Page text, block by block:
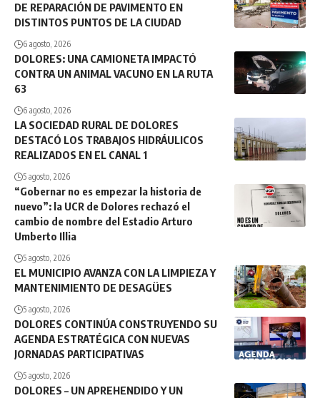
DE REPARACIÓN DE PAVIMENTO EN
DISTINTOS PUNTOS DE LA CIUDAD
6 agosto, 2026
DOLORES: UNA CAMIONETA IMPACTÓ
CONTRA UN ANIMAL VACUNO EN LA RUTA
63
6 agosto, 2026
LA SOCIEDAD RURAL DE DOLORES
DESTACÓ LOS TRABAJOS HIDRÁULICOS
REALIZADOS EN EL CANAL 1
5 agosto, 2026
“Gobernar no es empezar la historia de
nuevo”: la UCR de Dolores rechazó el
cambio de nombre del Estadio Arturo
Umberto Illia
5 agosto, 2026
EL MUNICIPIO AVANZA CON LA LIMPIEZA Y
MANTENIMIENTO DE DESAGÜES
5 agosto, 2026
DOLORES CONTINÚA CONSTRUYENDO SU
AGENDA ESTRATÉGICA CON NUEVAS
JORNADAS PARTICIPATIVAS
5 agosto, 2026
DOLORES – UN APREHENDIDO Y UN